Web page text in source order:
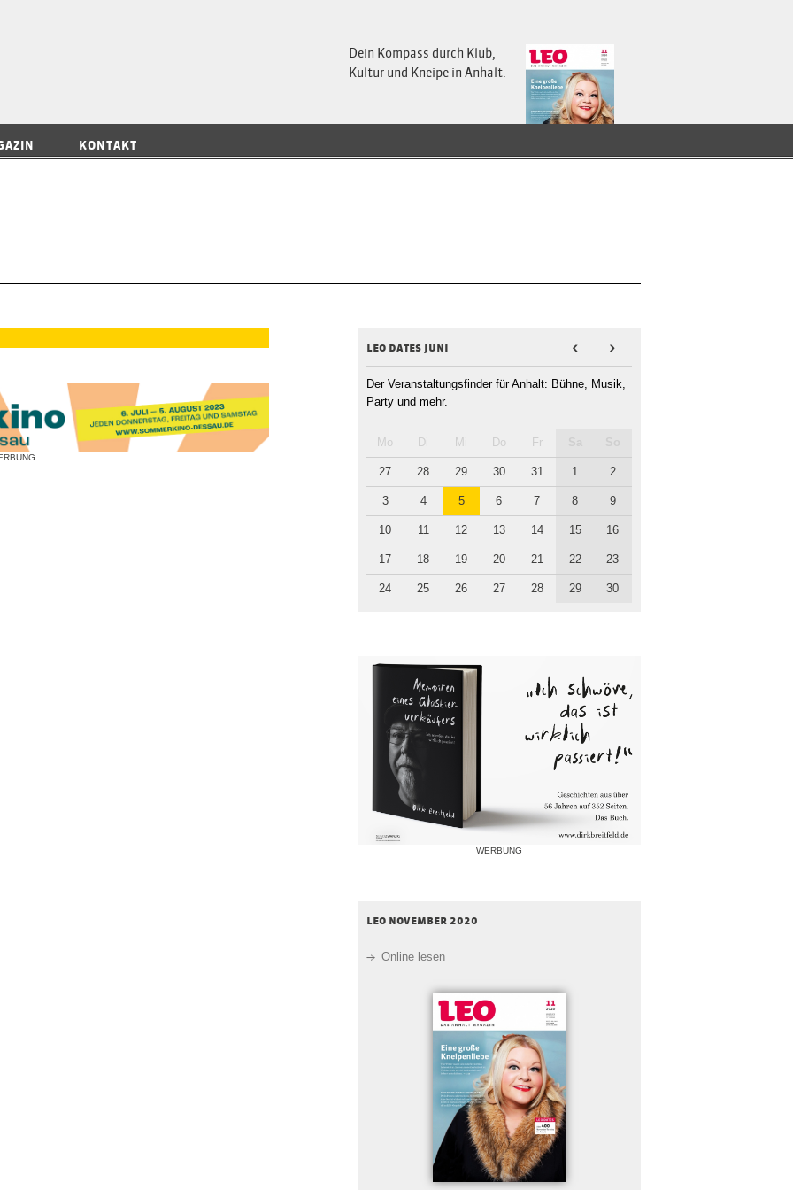
Dein Kompass durch Klub,
Kultur und Kneipe in Anhalt.
KONTAKT
leo dates juni < >
Der Veranstaltungsfinder für Anhalt: Bühne, Musik,
Party und mehr.
Mo Di Mi Do Fr
27 28 29 30 31 1 2
3 4 5 6 7 8 9
10 11 12 13 14 15 16
17 18 19 20 21 22 23
24 25 26 27 28 29 30
WERBUNG
leo november 2020
Online lesen